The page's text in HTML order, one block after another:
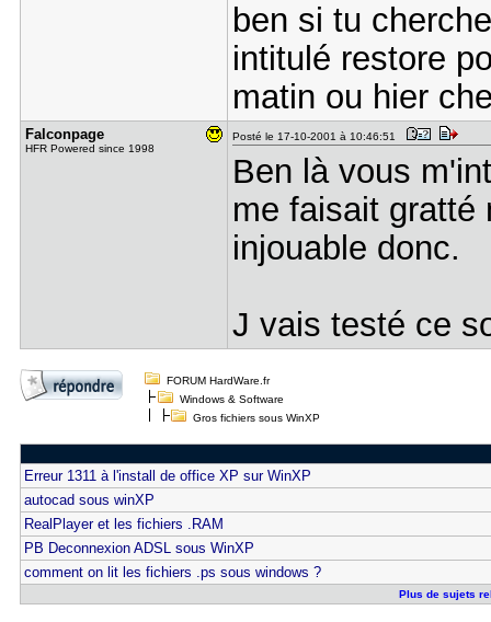
ben si tu
intitulé restore
matin ou hier
Falconpage
HFR Powered since 1998
Posté le 17-10-2001 à 10:46:51
Ben là vous
me faisait gratté
injouable donc.
J vais testé ce
FORUM HardWare.fr
Windows & Software
Gros fichiers sous WinXP
Erreur 1311 à l'install de office XP sur WinXP
autocad sous winXP
RealPlayer et les fichiers .RAM
PB Deconnexion ADSL sous WinXP
comment on lit les fichiers .ps sous windows ?
Plus de sujets